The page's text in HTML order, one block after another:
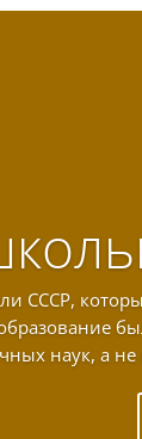
СССР,
наук, а